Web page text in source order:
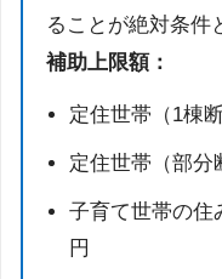
ることが絶対条件
補助上限額：
定住世帯（1棟
定住世帯（部分
子育て世帯の住
円